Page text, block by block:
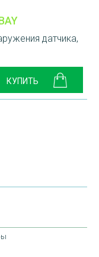
датчика,